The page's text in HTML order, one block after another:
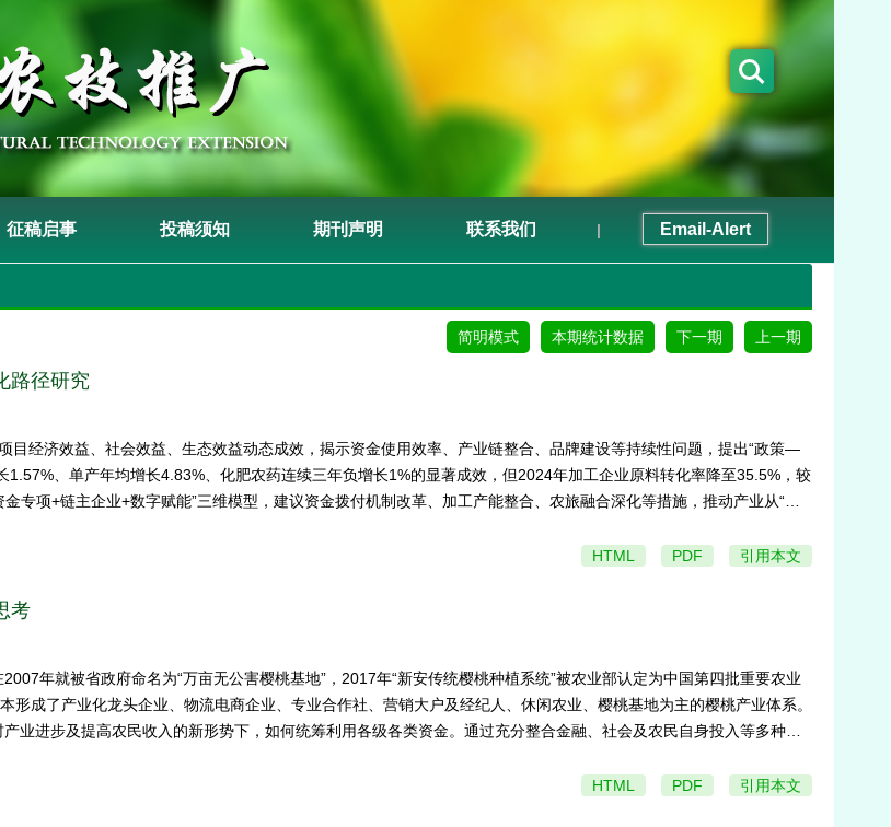
征稿启事 投稿须知 期刊声明 联系我们 | Email-Alert
上一期
下一期
本期统计数据
简明模式
路径研究
经济效益、社会效益、生态效益动态成效，揭示资金使用效率、产业链整合、品牌建设等持续性问题，提出“政策—
、单产年均增长4.83%、化肥农药连续三年负增长1%的显著成效，但2024年加工企业原料转化率降至35.5%，较
专项+链主企业+数字赋能”三维模型，建议资金拨付机制改革、加工产能整合、农旅融合深化等措施，推动产业从“规
HTML PDF 引用本文
考
年就被省政府命名为“万亩无公害樱桃基地”，2017年“新安传统樱桃种植系统”被农业部认定为中国第四批重要农业
形成了产业化龙头企业、物流电商企业、专业合作社、营销大户及经纪人、休闲农业、樱桃基地为主的樱桃产业体系。
业进步及提高农民收入的新形势下，如何统筹利用各级各类资金。通过充分整合金融、社会及农民自身投入等多种渠
和引导作用，在推动大粒樱桃产业发展、提高群众收入方面进行了积极探索。
HTML PDF 引用本文